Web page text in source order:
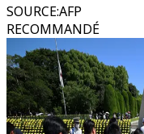
SOURCE:AFP
RECOMMANDÉ